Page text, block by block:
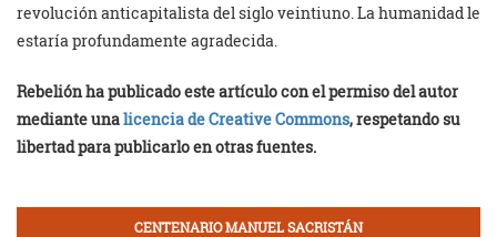
revolución anticapitalista del siglo veintiuno. La humanidad le
estaría profundamente agradecida.
Rebelión ha publicado este artículo con el permiso del autor
mediante unalicencia de Creative Commons, respetando su
libertad para publicarlo en otras fuentes.
CENTENARIO MANUEL SACRISTÁN